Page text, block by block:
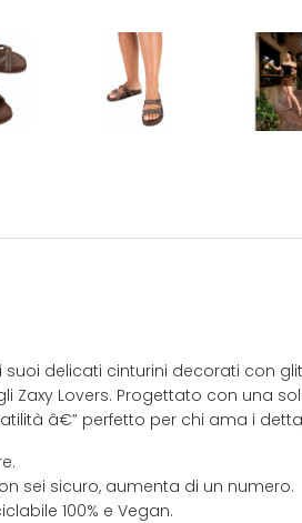
delicati cinturini decorati con
Zaxy Lovers. Progettato con una
â€” perfetto per chi ama i
sei sicuro, aumenta di un numero.
100% e Vegan.